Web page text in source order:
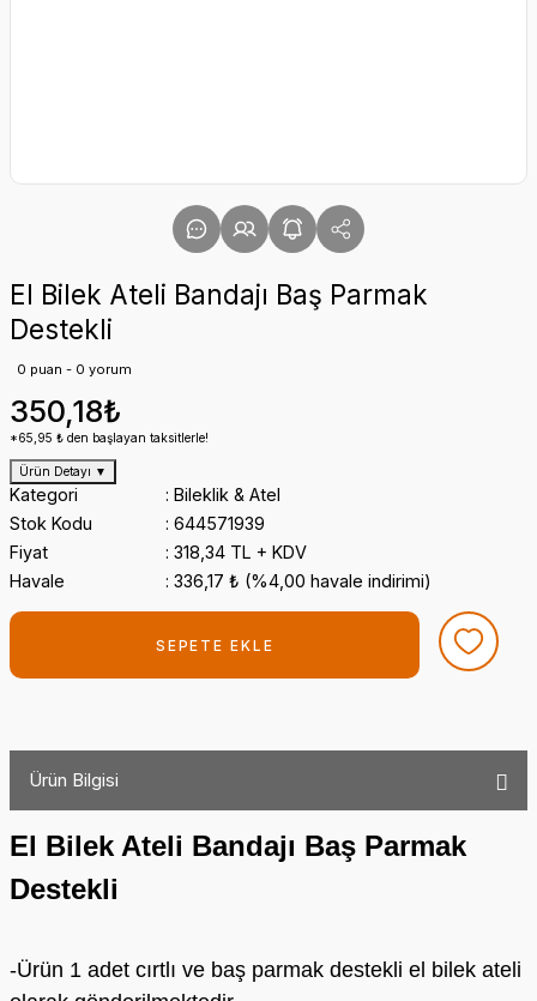
El Bilek Ateli Bandajı Baş Parmak
Destekli
0 puan - 0 yorum
350,18₺
*65,95 ₺ den başlayan taksitlerle!
Ürün Detayı ▼
Kategori
Bileklik & Atel
Stok Kodu
644571939
Fiyat
318,34 TL + KDV
Havale
336,17 ₺ (%4,00 havale indirimi)
SEPETE EKLE
Ürün Bilgisi
El Bilek Ateli Bandajı Baş Parmak
Destekli
-Ürün 1 adet cırtlı ve baş parmak destekli el bilek ateli